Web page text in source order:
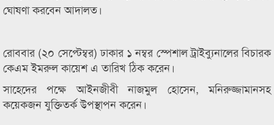
ঘোষণা করবেন আদালত।
রোববার (২০ সেপ্টেম্বর) ঢাকার ১ নম্বর স্পেশাল ট্রাইব্যুনালের বিচারক
কেএম ইমরুল কায়েশ এ তারিখ ঠিক করেন।
সাহেদের পক্ষে আইনজীবী নাজমুল হোসেন, মনিরুজ্জামানসহ
কয়েকজন যুক্তিতর্ক উপস্থাপন করেন।